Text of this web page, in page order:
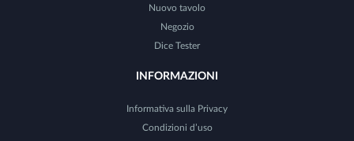
Nuovo tavolo
Negozio
Dice Tester
INFORMAZIONI
Informativa sulla Privacy
Condizioni d’uso